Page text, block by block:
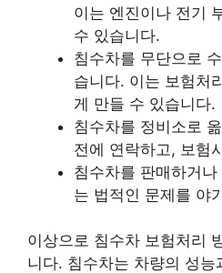
이는 엔진이나 전기
수 있습니다.
침수차를 무단으로
습니다. 이는 보험처
게 만들 수 있습니다.
침수차를 정비소로
전에 연락하고, 보험
침수차를 판매하거
는 법적인 문제를 야
이상으로 침수차 보험처리
니다. 침수차는 차량의 성